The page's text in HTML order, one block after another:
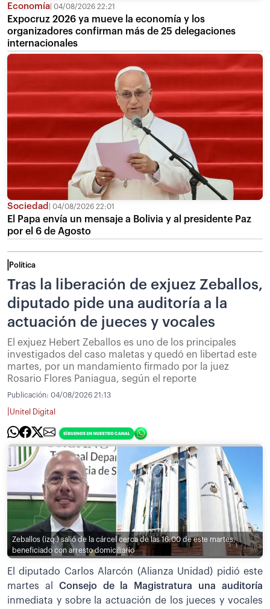
Economía 04/08/2026 22:21
Expocruz 2026 ya mueve la economía y los
organizadores confirman más de 25 delegaciones
internacionales
Sociedad 04/08/2026 22:01
El Papa envía un mensaje a Bolivia y al presidente Paz
por el 6 de Agosto
Política
Tras la liberación de exjuez Zeballos,
diputado pide una auditoría a la
actuación de jueces y vocales
El exjuez Hebert Zeballos es uno de los principales
investigados del caso maletas y quedó en libertad este
martes, por un mandamiento firmado por la juez
Rosario Flores Paniagua, según el reporte
Publicación: 04/08/2026 21:13
Unitel Digital
Zeballos (izq.) salió de la cárcel cerca de las 16:00 de este martes,
beneficiado con arresto domiciliario
El diputado Carlos Alarcón (Alianza Unidad) pidió este
martes al Consejo de la Magistratura una auditoría
inmediata y sobre la actuación de los jueces y vocales